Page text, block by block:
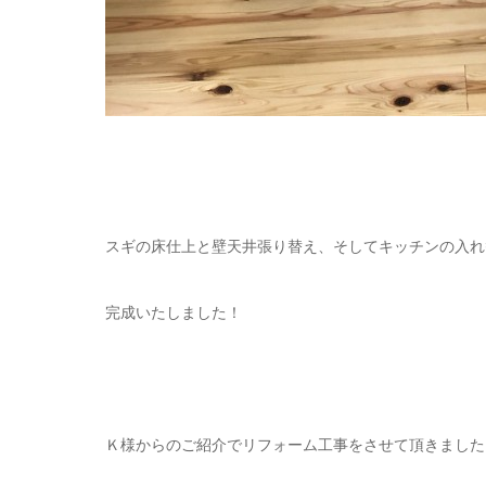
スギの床仕上と壁天井張り替え、そしてキッチンの入
完成いたしました！
Ｋ様からのご紹介でリフォーム工事をさせて頂きました